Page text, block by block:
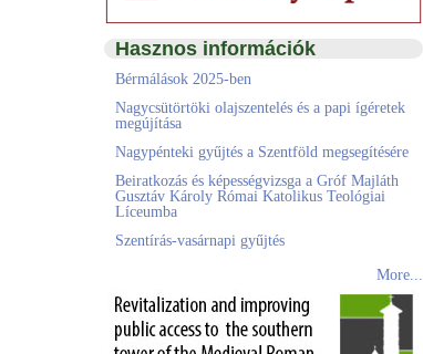
Hasznos információk
Bérmálások 2025-ben
Nagycsütörtöki olajszentelés és a papi ígéretek
megújítása
Nagypénteki gyűjtés a Szentföld megsegítésére
Beiratkozás és képességvizsga a Gróf Majláth
Gusztáv Károly Római Katolikus Teológiai
Líceumba
Szentírás-vasárnapi gyűjtés
More...